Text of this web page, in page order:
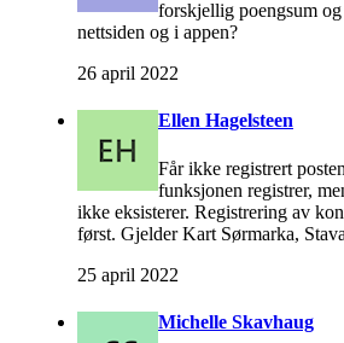
forskjellig poengsum og
nettsiden og i appen?
26 april 2022
Ellen Hagelsteen
Får ikke registrert
funksjonen registrer,
ikke eksisterer. Registrering av
først. Gjelder Kart Sørmarka,
25 april 2022
Michelle Skavhaug